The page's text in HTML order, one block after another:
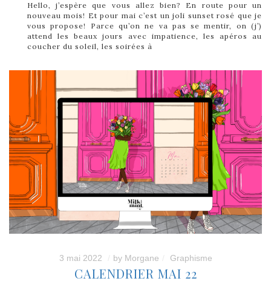
Hello, j’espère que vous allez bien? En route pour un
nouveau mois! Et pour mai c’est un joli sunset rosé que je
vous propose! Parce qu’on ne va pas se mentir, on (j’)
attend les beaux jours avec impatience, les apéros au
coucher du soleil, les soirées à
3 mai 2022 by Morgane Graphisme
CALENDRIER MAI 22